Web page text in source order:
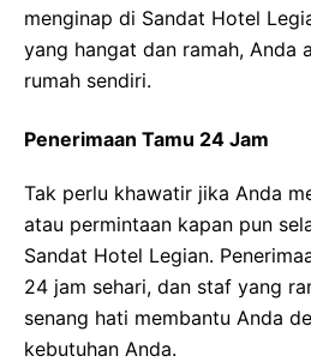
menginap di Sandat Hotel
yang hangat dan ramah, Anda
rumah sendiri.
Penerimaan Tamu 24 Jam
Tak perlu khawatir jika Anda
atau permintaan kapan pun
Sandat Hotel Legian.
24 jam sehari, dan staf yang
senang hati membantu Anda
kebutuhan Anda.